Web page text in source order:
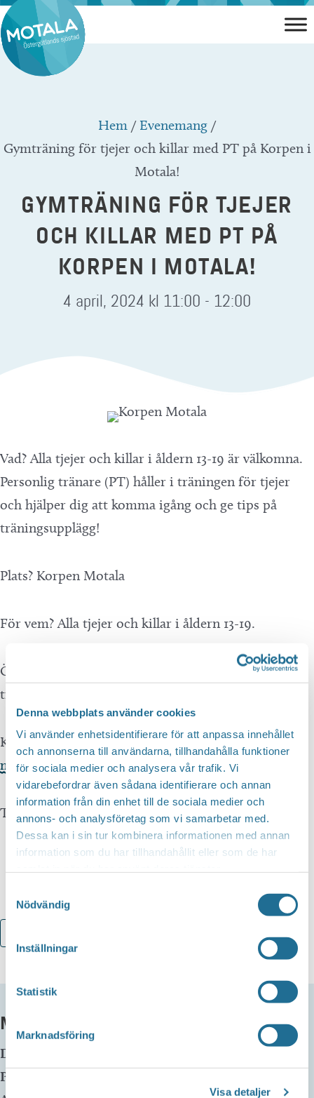
Denna webbplats använder cookies
Vi använder enhetsidentifierare för att anpassa innehållet
och annonserna till användarna, tillhandahålla funktioner
för sociala medier och analysera vår trafik. Vi
vidarebefordrar även sådana identifierare och annan
information från din enhet till de sociala medier och
annons- och analysföretag som vi samarbetar med.
Dessa kan i sin tur kombinera informationen med annan
information som du har tillhandahållit eller som de har
Nödvändig
Inställningar
Statistik
Marknadsföring
Visa detaljer
Hoppa
till
innehåll
Hem /Evenemang /
Gymträning för tjejer och killar med PT på Korpen i
Motala!
GYMTRÄNING FÖR TJEJER
OCH KILLAR MED PT PÅ
KORPEN I MOTALA!
4 april, 2024 kl 11:00 - 12:00
Vad? Alla tjejer och killar i åldern 13-19 är välkomna.
Personlig tränare (PT) håller i träningen för tjejer
och hjälper dig att komma igång och ge tips på
träningsupplägg!
Plats? Korpen Motala
För vem? Alla tjejer och killar i åldern 13-19.
Övrigt? Anmäl er innan. Ta med kompisarna och
träna!
Kontakt? Anmälan görs på 0141-21 59 11 alt
motala@korpen.se
Tid? 11:00
MER INFO
Datum:
Plats: